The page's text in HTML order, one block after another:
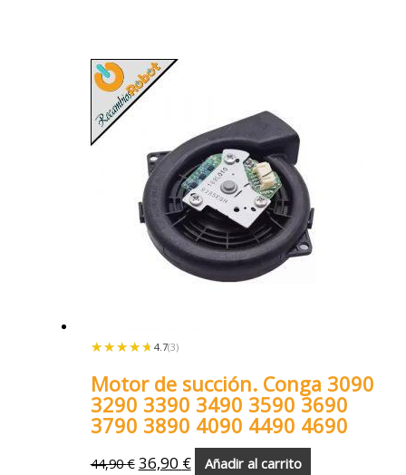
★★★★★
★★★★★ 4.7(3)
Motor de succión. Conga 3090
3290 3390 3490 3590 3690
3790 3890 4090 4490 4690
44,90€ 36,90 € Añadir al carrito